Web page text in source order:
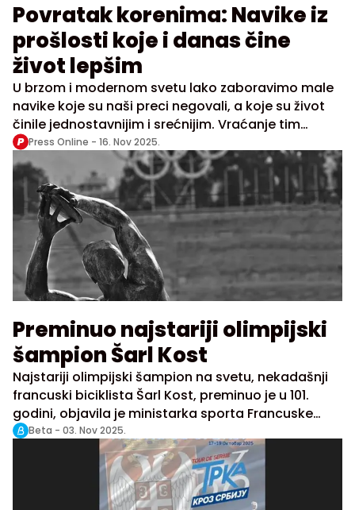
Povratak korenima: Navike iz
prošlosti koje i danas čine
život lepšim
U brzom i modernom svetu lako zaboravimo male
navike koje su naši preci negovali, a koje su život
činile jednostavnijim i srećnijim. Vraćanje tim
praksama danas može doneti mir, radost i balans
u svakodnevnicu.
Press Online - 16. Nov 2025.
Preminuo najstariji olimpijski
šampion Šarl Kost
Najstariji olimpijski šampion na svetu, nekadašnji
francuski biciklista Šarl Kost, preminuo je u 101.
godini, objavila je ministarka sporta Francuske
Marina Ferari.
Beta - 03. Nov 2025.